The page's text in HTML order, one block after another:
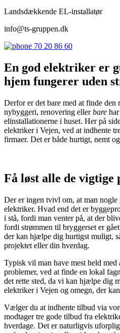
Landsdækkende EL-installatør
info@ts-gruppen.dk
70 20 86 60
En god elektriker er
hjem fungerer uden
Derfor er det bare med at finde den
nybyggeri, renovering ellerbare
elinstallationerne i huset. Her på
elektriker i Vejen, ved at indhente
firmaer. Det er både hurtigt, nemt
Få løst alle de vigtige
Der er ingen tvivl om, at man nogle
elektriker. Hvad end det er
i stå, fordi man venter på, at der
fordi strømmen til bryggerset er
der kan hjælpe dig hurtigst muligt,
projektet eller din hverdag.
Typisk vil man have mest held med
problemer, ved at finde en lokal
det rette sted, da vi kan hjælpe dig
elektriker i Vejen og omegn, der
Vælger du at indhente tilbud via
modtager tre gode tilbud fra
hverdage. Det er naturligvis